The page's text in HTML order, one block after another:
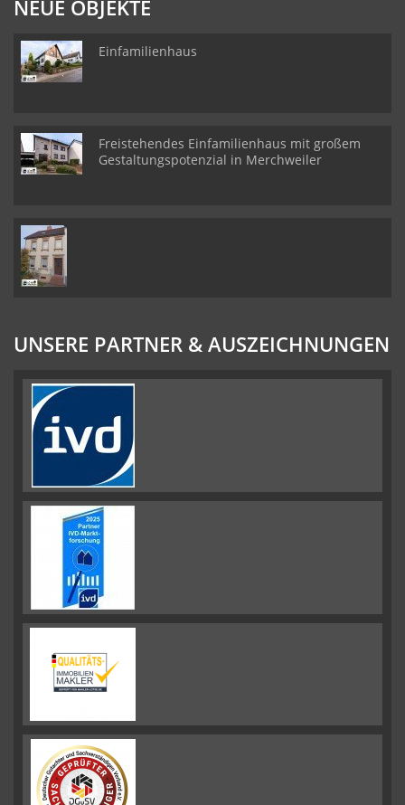
NEUE OBJEKTE
Einfamilienhaus
Freistehendes Einfamilienhaus mit großem
Gestaltungspotenzial in Merchweiler
UNSERE PARTNER & AUSZEICHNUNGEN